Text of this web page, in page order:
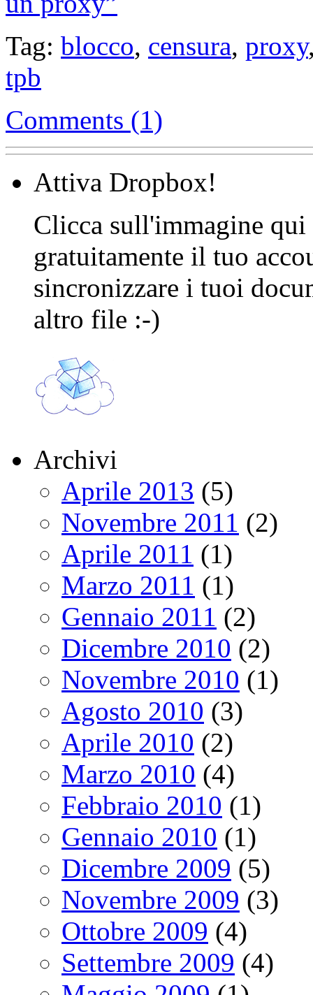
Tag: blocco, censura, proxy
tpb
Comments (1)
Attiva Dropbox!
Clicca sull'immagine
gratuitamente il tuo
sincronizzare i tuoi
altro file :-)
Archivi
Aprile 2013 (5)
Novembre 2011 (2)
Aprile 2011 (1)
Marzo 2011 (1)
Gennaio 2011 (2)
Dicembre 2010 (2)
Novembre 2010 (1)
Agosto 2010 (3)
Aprile 2010 (2)
Marzo 2010 (4)
Febbraio 2010 (1)
Gennaio 2010 (1)
Dicembre 2009 (5)
Novembre 2009 (3)
Ottobre 2009 (4)
Settembre 2009 (4)